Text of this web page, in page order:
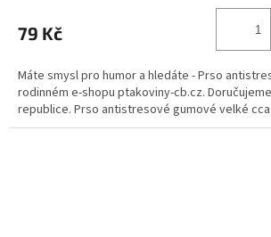
je
z
5
hvězdiček.
79 Kč
Máte smysl pro humor a hledáte - Prso
rodinném e-shopu ptakoviny-cb.cz.
republice. Prso antistresové gumové velké cca